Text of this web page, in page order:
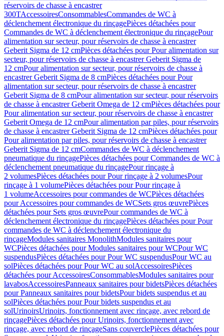
réservoirs de chasse à encastrer
300TAccessoiresConsommablesCommandes de WC à
déclenchement électronique du rinçagePièces détachées pour
Commandes de WC à déclenchement électronique du rinçagePour
alimentation sur secteur, pour réservoirs de chasse à encastrer
Geberit Sigma de 12 cmPièces détachées pour Pour alimentation sur
secteur, pour réservoirs de chasse à encastrer Geberit Sigma de
12 cmPour alimentation sur secteur, pour réservoirs de chasse à
encastrer Geberit Sigma de 8 cmPièces détachées pour Pour
alimentation sur secteur, pour réservoirs de chasse à encastrer
Geberit Sigma de 8 cmPour alimentation sur secteur, pour réservoirs
de chasse à encastrer Geberit Omega de 12 cmPièces détachées pour
Pour alimentation sur secteur, pour réservoirs de chasse à encastrer
Geberit Omega de 12 cmPour alimentation par piles, pour réservoirs
de chasse à encastrer Geberit Sigma de 12 cmPièces détachées pour
Pour alimentation par piles, pour réservoirs de chasse à encastrer
Geberit Sigma de 12 cmCommandes de WC à déclenchement
pneumatique du rinçagePièces détachées pour Commandes de WC à
déclenchement pneumatique du rinçagePour rinçage à
2 volumesPièces détachées pour Pour rinçage à 2 volumesPour
rinçage à 1 volumePièces détachées pour Pour rinçage à
1 volumeAccessoires pour commandes de WCPièces détachées
pour Accessoires pour commandes de WCSets gros œuvrePièces
détachées pour Sets gros œuvrePour commandes de WC à
déclenchement électronique du rinçagePièces détachées pour Pour
commandes de WC à déclenchement électronique du
rinçageModules sanitaires MonolithModules sanitaires pour
WCPièces détachées pour Modules sanitaires pour WCPour WC
suspendusPièces détachées pour Pour WC suspendusPour WC au
solPièces détachées pour Pour WC au solAccessoiresPièces
détachées pour AccessoiresConsommablesModules sanitaires pour
lavabosAccessoiresPanneaux sanitaires pour bidetsPièces détachées
pour Panneaux sanitaires pour bidetsPour bidets suspendus et au
solPièces détachées pour Pour bidets suspendus et au
solUrinoirsUrinoirs, fonctionnement avec rinçage, avec rebord de
rinçagePièces détachées pour Urinoirs, fonctionnement avec
rinçage, avec rebord de rinçageSans couverclePièces détachées pour